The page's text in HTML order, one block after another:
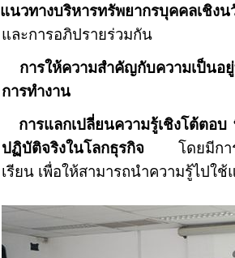
แนวทางบริหารทรัพยากรบุคคลเชิงน
และการอภิปรายร่วมกัน
การให้ความสำคัญกับความเป็นอ
การทำงาน
การแลกเปลี่ยนความรู้เชิงโต้ตอบ
ปฏิบัติจริงในโลกธุรกิจ โดยมีการแ
เรียน เพื่อให้สามารถนำความรู้ไป